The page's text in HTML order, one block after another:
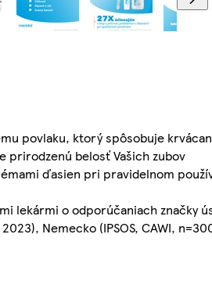
povlaku, ktorý spôsobuje
prirodzenú belosť Vašich zubov
ďasien pri pravidelnom
lekármi o odporúčaniach značky
Nemecko (IPSOS, CAWI,